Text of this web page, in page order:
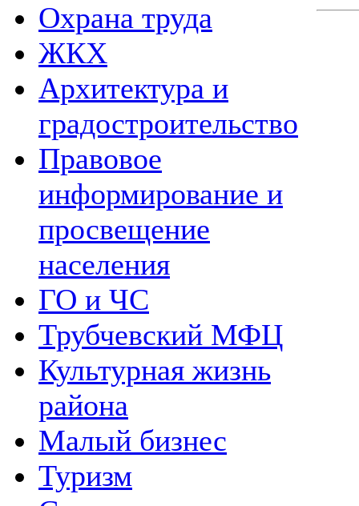
Охрана труда
ЖКХ
Архитектура и
градостроительство
Правовое
информирование и
просвещение
населения
ГО и ЧС
Трубчевский МФЦ
Культурная жизнь
района
Малый бизнес
Туризм